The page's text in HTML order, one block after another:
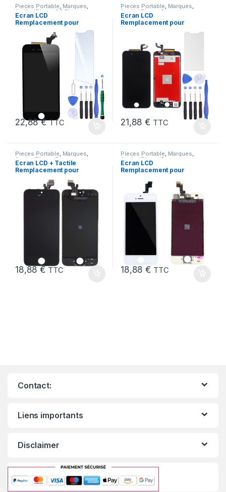
Pieces Portable, Marques,
Apple iPhone 6S Plus
Ecran LCD
Remplacement pour
+Verre Trempe +Outils
22,88€ TTC
Pieces Portable, Marques,
Apple iPhone 6s
Ecran LCD
Remplacement pour
21,88€ TTC
Pieces Portable, Marques,
Apple iPhone 5
Ecran LCD + Tactile
Remplacement pour
18,88€ TTC
Pieces Portable, Marques,
Apple iPhone 5s
Ecran LCD
Remplacement pour
tactile + Outils
18,88€ TTC
Contact:
Liens importants
Disclaimer